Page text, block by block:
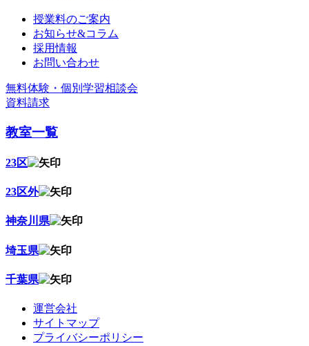
授業料のご案内
お知らせ&コラム
採用情報
お問い合わせ
無料体験・個別学習相談会
資料請求
教室一覧
23区
23区外
神奈川県
埼玉県
千葉県
運営会社
サイトマップ
プライバシーポリシー